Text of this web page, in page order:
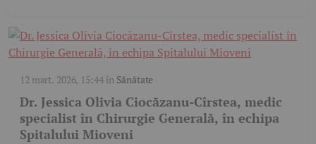
12 mart. 2026, 15:44în Sănătate
Dr. Jessica Olivia Ciocăzanu-Cîrstea, medic
specialist în Chirurgie Generală, în echipa
Spitalului Mioveni